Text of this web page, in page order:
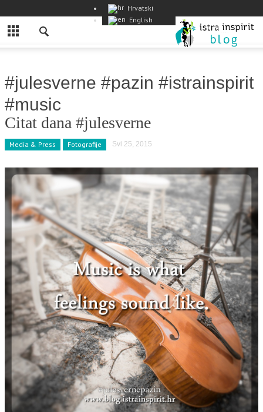
Hrvatski
English
#julesverne #pazin #istrainspirit
#music
Citat dana #julesverne
Media & Press Fotografije Svi 25, 2015